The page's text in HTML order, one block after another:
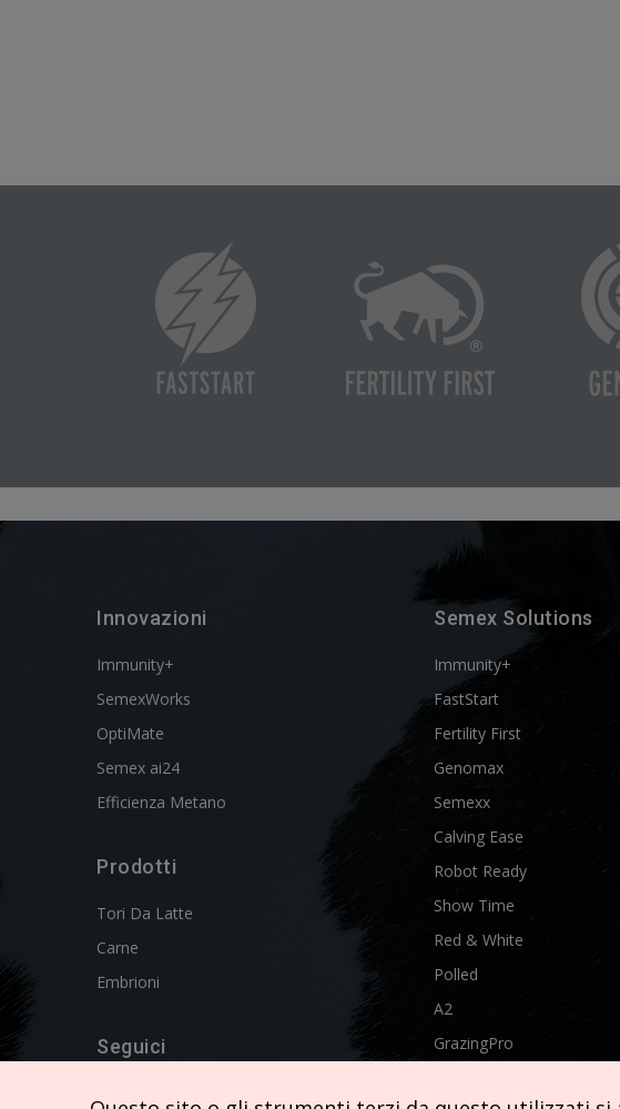
Innovazioni
Immunity+
SemexWorks
OptiMate
Semex ai24
Efficienza Metano
Prodotti
Tori Da Latte
Carne
Embrioni
Seguici
Semex Solutions
Immunity+
FastStart
Fertility First
Genomax
Semexx
Calving Ease
Robot Ready
Show Time
Red & White
Polled
A2
GrazingPro